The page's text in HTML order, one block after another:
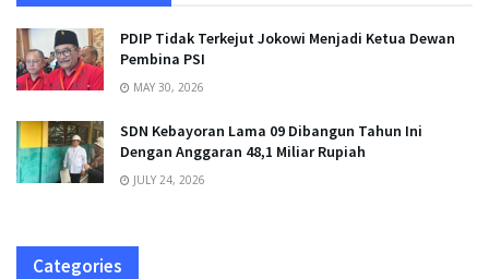
PDIP Tidak Terkejut Jokowi Menjadi Ketua Dewan
Pembina PSI
MAY 30, 2026
SDN Kebayoran Lama 09 Dibangun Tahun Ini
Dengan Anggaran 48,1 Miliar Rupiah
JULY 24, 2026
Categories